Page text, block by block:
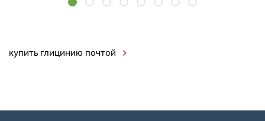
купить глицинию почтой